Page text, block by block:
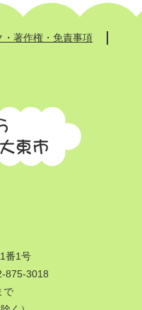
・著作権・免責事項
番1号
875-3018
で